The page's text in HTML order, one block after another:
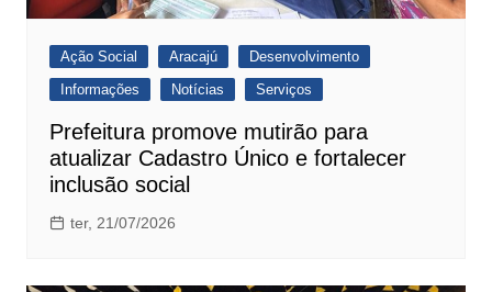
Ação Social Aracajú
Desenvolvimento
Informações
Notícias Serviços
Prefeitura promove mutirão para
atualizar Cadastro Único e fortalecer
inclusão social
ter, 21/07/2026